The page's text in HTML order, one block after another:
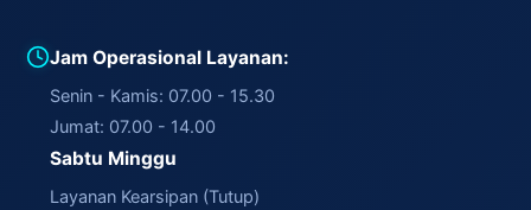
Jam Operasional Layanan:
Senin - Kamis: 07.00 - 15.30
Jumat: 07.00 - 14.00
Sabtu Minggu
Layanan Kearsipan (Tutup)